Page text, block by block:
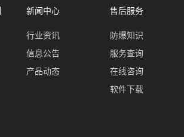
新闻中心
行业资讯
信息公告
产品动态
售后服务
防爆知识
服务查询
在线咨询
软件下载